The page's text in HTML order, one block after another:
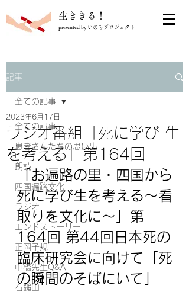
​生ききる！
presented by いのちプロジェクト
記事
全ての記事
患者さんたちの思い出
朗読
四国遍路文化
ラジオ
エンドストーリー
正岡子規
中橋先生Q&A
石鎚山
全ての記事
ラジオ番組「死に学び 生
を考える」第164回
2023年6月17日
「お遍路の里・四国から
死に学び生を考える～看
取りを文化に～ 」第
164回 第44回日本死の
臨床研究会に向けて「死
の瞬間のそばにいて」